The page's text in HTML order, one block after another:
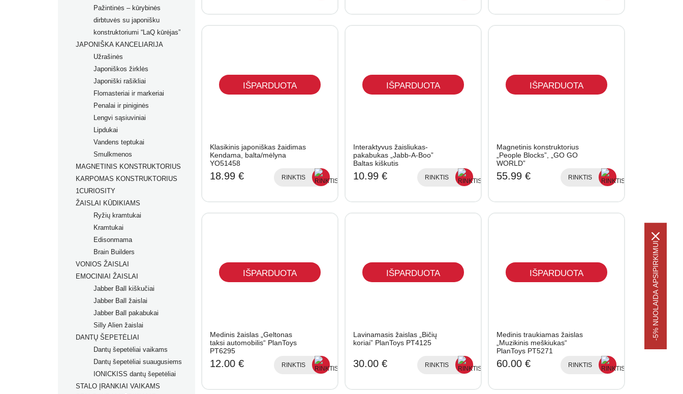
Pažintinės – kūrybinės
dirbtuvės su japonišku
konstruktoriumi “LaQ kūrėjas”
JAPONIŠKA KANCELIARIJA
Užrašinės
Japoniškos žirklės
Japoniški rašikliai
Prabangūs rašikliai
Rašikliai
Grafiniai rašikliai
Ergonomiški rašikliai
Dėklai rašikliams
Flomasteriai ir markeriai
Flomasteriai
Flomasteriai tekstilei
Akriliniai markeriai
Permanentiniai markeriai
Kreidiniai markeriai
Markeriai įvairių paviršių
dekoravimui
Markeriai porcelianui
Penalai ir piniginės
Lengvi sąsiuviniai
Lipdukai
Vandens teptukai
Smulkmenos
MAGNETINIS KONSTRUKTORIUS
KARPOMAS KONSTRUKTORIUS
1CURIOSITY
ŽAISLAI KŪDIKIAMS
Ryžių kramtukai
Kramtukai
Edisonmama
Brain Builders
Žaislų rinkiniai
Žaislai nuo gimimo
Žaislai nuo 2+ mėn.
Žaislai nuo 3+ mėn.
Žaislai nuo 4+ mėn.
Žaislai nuo 5+ mėn.
Žaislai nuo 6+ mėn.
Žaislai nuo 7+ mėn.
VONIOS ŽAISLAI
EMOCINIAI ŽAISLAI
Jabber Ball kiškučiai
Jabber Ball žaislai
Jabber Ball pakabukai
Silly Alien žaislai
DANTŲ ŠEPETĖLIAI
Dantų šepetėliai vaikams
Dantų šepetėliai suaugusiems
IONICKISS dantų šepetėliai
STALO ĮRANKIAI VAIKAMS
IŠPARDUOTA
Klasikinis japoniškas žaidimas
Kendama, balta/mėlyna
YO51458
18.99 € RINKTIS
IŠPARDUOTA
Interaktyvus žaisliukas-
pakabukas „Jabb-A-Boo”
Baltas kiškutis
10.99 € RINKTIS
IŠPARDUOTA
Magnetinis konstruktorius
„People Blocks”, „GO GO
WORLD”
55.99 € RINKTIS
IŠPARDUOTA
Medinis žaislas „Geltonas
taksi automobilis“ PlanToys
PT6295
12.00 € RINKTIS
IŠPARDUOTA
Lavinamasis žaislas „Bičių
koriai” PlanToys PT4125
30.00 € RINKTIS
IŠPARDUOTA
Medinis traukiamas žaislas
„Muzikinis meškiukas“
PlanToys PT5271
60.00 € RINKTIS
-5% NUOLAIDA APSIPIRKIMUI